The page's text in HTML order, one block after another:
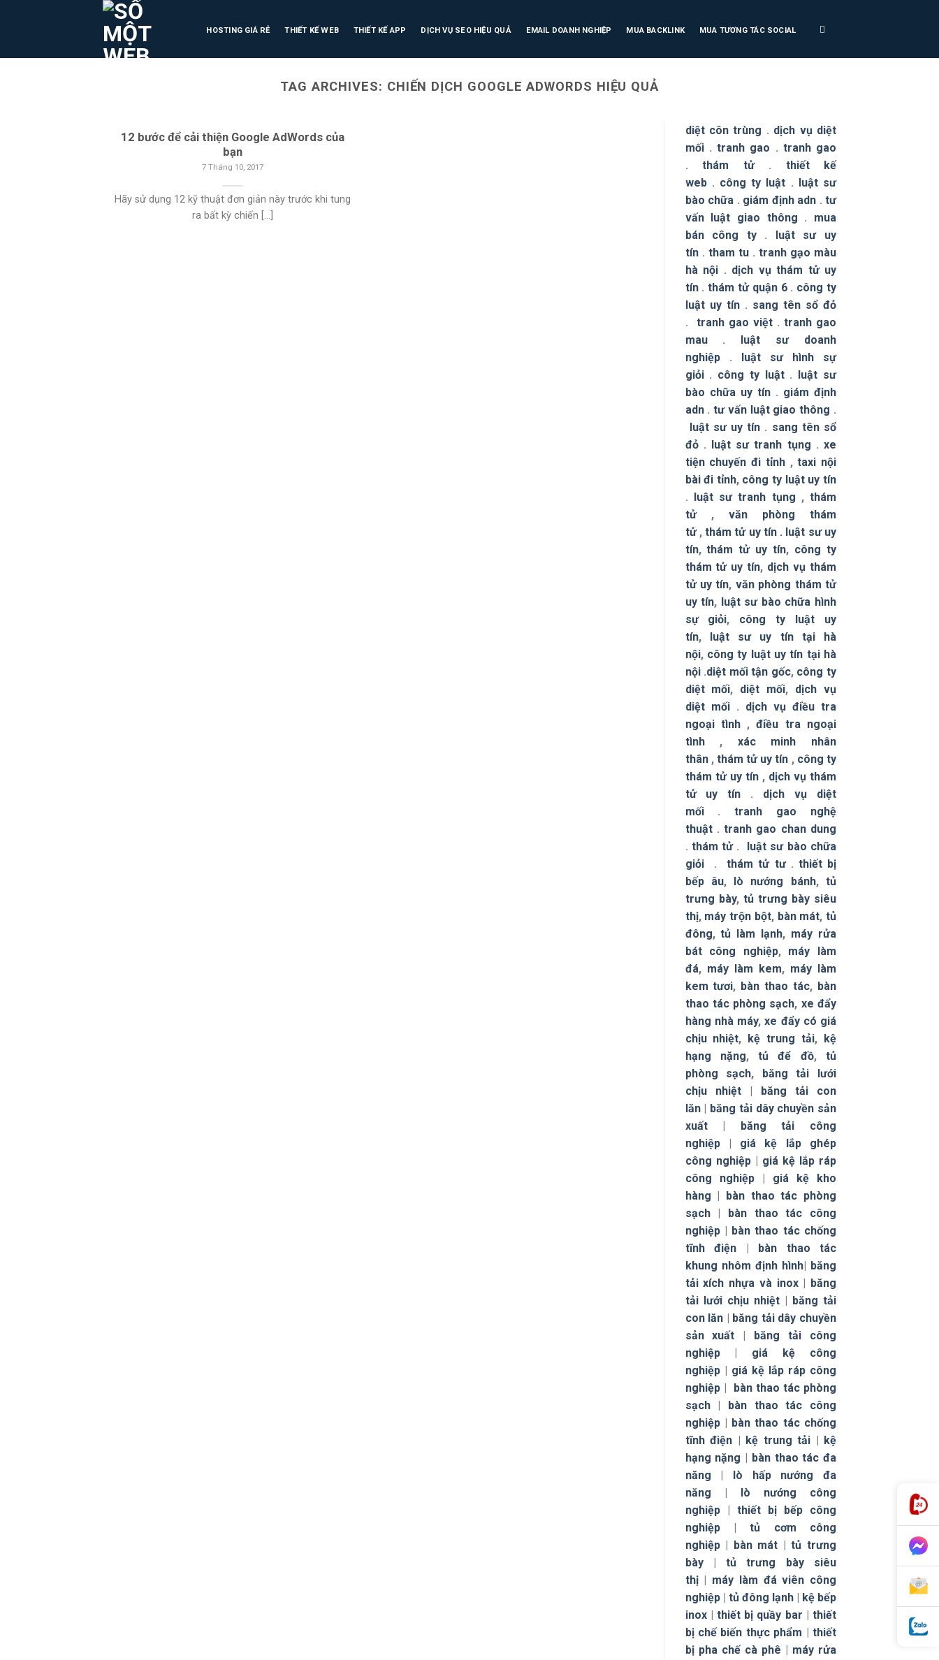
HOSTING GIÁ RẺ THIẾT KẾ WEB THIẾT KẾ APP DỊCH VỤ SEO HIỆU QUẢ EMAIL DOANH NGHIỆP MUA BACKLINK MUA TƯƠNG TÁC SOCIAL
TAG ARCHIVES: CHIẾN DỊCH GOOGLE ADWORDS HIỆU QUẢ
12 bước để cải thiện Google AdWords của
bạn
7 Tháng 10, 2017
Hãy sử dụng 12 kỹ thuật đơn giản này trước khi tung
ra bất kỳ chiến [...]
diệt côn trùng . dịch vụ diệt
mối. tranh gao . tranh gao
. thám tử. thiết kế
web. công ty luật .
luật sư
bào chữa . giám định adn . tư
vấn luật giao thông . mua
bán công ty.
luật sư uy
tín. tham tu. tranh gạo màu
hà nội . dịch vụ thám tử uy
tín.thám tử quận 6. công ty
luật uy tín. sang tên sổ đỏ
. tranh gao việt. tranh gao
mau.
luật sư doanh
nghiệp.
luật sư hình sự
giỏi. công ty luật.
luật sư
bào chữa uy tín. giám định
adn.tư vấn luật giao thông .
luật sư uy tín . sang tên sổ
đỏ. luật sư tranh tụng .xe
tiện chuyến đi tỉnh,taxi nội
bài đi tỉnh, công ty luật uy tín
.
luật sư tranh tụng , thám
tử, văn phòng thám
tử,thám tử uy tín . luật sư uy
tín,thám tử uy tín, công ty
thám tử uy tín, dịch vụ thám
tử uy tín, văn phòng thám tử
uy tín, luật sư bào chữa hình
sự giỏi, công ty luật uy
tín,
luật sư uy tín tại hà
nội, công ty luật uy tín tại hà
nội .diệt mối tận gốc, công ty
diệt mối, diệt mối, dịch vụ
diệt mối . dịch vụ điều tra
ngoại tình,điều tra ngoại
tình, xác minh nhân
thân, thám tử uy tín , công ty
thám tử uy tín, dịch vụ thám
tử uy tín . dịch vụ diệt
mối.tranh gao nghệ
thuật.tranh gao chan dung
. thám tử.
luật sư bào chữa
giỏi.thám tử tư. thiết bị
bếp âu, lò nướng bánh,tủ
trưng bày, tủ trưng bày siêu
thị, máy trộn bột, bàn mát, tủ
đông,tủ làm lạnh, máy rửa
bát công nghiệp, máy làm
đá, máy làm kem, máy làm
kem tươi, bàn thao tác, bàn
thao tác phòng sạch, xe đẩy
hàng nhà máy,xe đẩy có giá
chịu nhiệt, kệ trung tải,
kệ
hạng nặng,tủ để đồ,tủ
phòng sạch,
băng tải lưới
chịu nhiệt|
băng tải con
lăn|
băng tải dây chuyền sản
xuất|
băng tải công
nghiệp| giá kệ lắp ghép
công nghiệp| giá kệ lắp ráp
công nghiệp| giá kệ kho
hàng
bàn thao tác phòng
sạch|
bàn thao tác công
nghiệp|
bàn thao tác chống
tĩnh điện
bàn thao tác
khung nhôm định hình|
băng
tải xích nhựa và inox|
băng
tải lưới chịu nhiệt|
băng tải
con lăn
băng tải dây chuyền
sản xuất
băng tải công
nghiệp| giá kệ công
nghiệp| giá kệ lắp ráp công
nghiệp|
bàn thao tác phòng
sạch|
bàn thao tác công
nghiệp|
bàn thao tác chống
tĩnh điện
kệ trung tải
kệ
hạng nặng
bàn thao tác đa
năng
lò hấp nướng đa
năng
lò nướng công
nghiệp| thiết bị bếp công
nghiệp|tủ cơm công
nghiệp| bàn mát |tủ trưng
bày|tủ trưng bày siêu
thị| máy làm đá viên công
nghiệp| tủ đông lạnh|
kệ bếp
inox| thiết bị quầy bar |thiết
bị chế biến thực phẩm |thiết
bị pha chế cà phê
máy rửa